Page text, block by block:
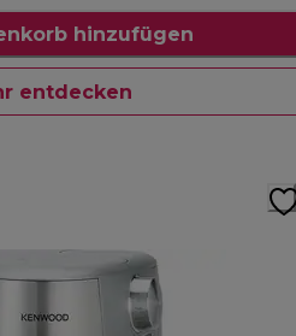
hinzufügen
entdecken